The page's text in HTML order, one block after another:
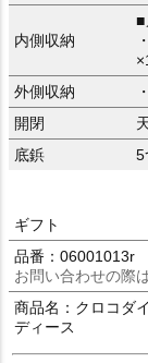
内側収納
■
外側収納
開閉
底鋲
5
ギフト
品番：06001013r
お問い合わせの際
商品名：クロコダ
ディース